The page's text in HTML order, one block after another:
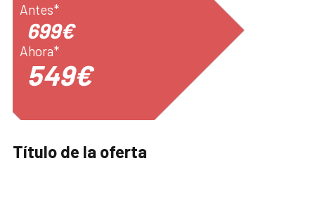
Antes*
699€
Ahora*
549€
Título de la oferta